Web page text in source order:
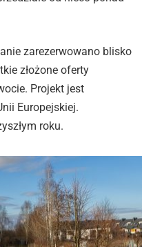
zarezerwowano blisko
złożone oferty
Projekt jest
Europejskiej.
roku.